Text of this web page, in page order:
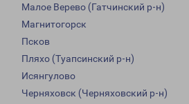
Малое Верево (Гатчинский р-н)
Магнитогорск
Псков
Пляхо (Туапсинский р-н)
Исянгулово
Черняховск (Черняховский р-н)